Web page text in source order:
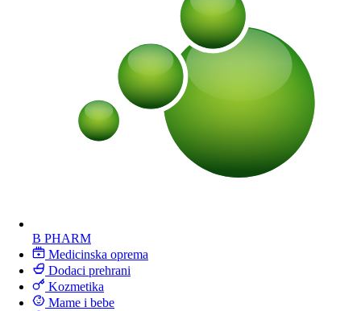
B PHARM
Medicinska oprema
Dodaci prehrani
Kozmetika
Mame i bebe